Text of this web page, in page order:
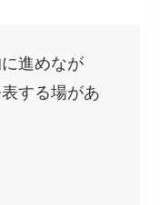
進めなが
する場があ